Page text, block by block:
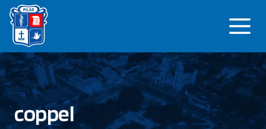
Saltar
contenido
coppel